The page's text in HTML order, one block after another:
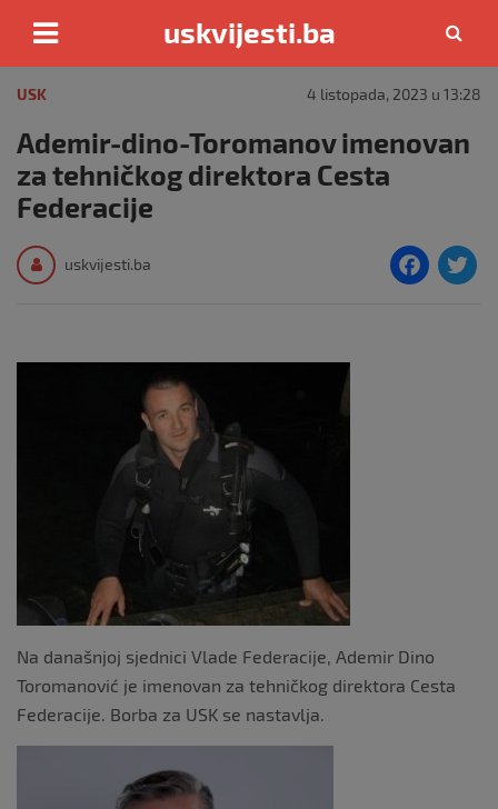
content
uskvijesti.ba
USK 4 listopada, 2023 u 13:28
Ademir-dino-Toromanov imenovan
za tehničkog direktora Cesta
Federacije
uskvijesti.ba
F
Na današnjoj sjednici Vlade Federacije, Ademir Dino
Toromanović je imenovan za tehničkog direktora Cesta
Federacije. Borba za USK se nastavlja.